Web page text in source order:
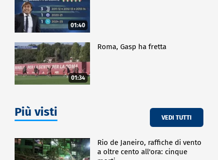
01:40
01:34
Roma, Gasp ha fretta
Più visti VEDI TUTTI
Rio de Janeiro, raffiche di vento
a oltre cento all'ora: cinque